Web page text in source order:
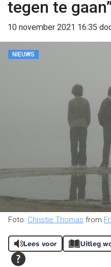
tegen te
10 november 2021 16:35
NIEUWS
Foto: Christie Thomas from
Lees voor Uitleg